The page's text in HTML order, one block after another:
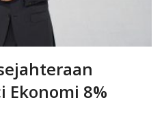
Ekonomi 8%